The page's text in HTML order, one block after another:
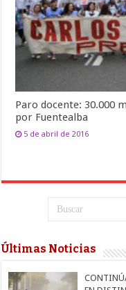
Paro docente: 30.000
por Fuentealba
5 de abril de 2016
Últimas Noticias